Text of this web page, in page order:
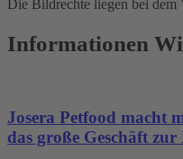
Die Bildrechte liegen bei dem
Informationen
Josera Petfood macht
das große Geschäft